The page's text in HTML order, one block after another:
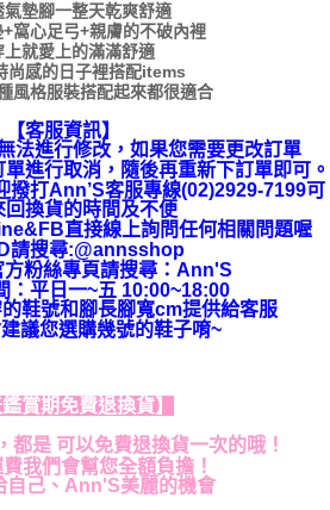
氣墊腳一整天乾爽舒適
窩心足弓+親膚的不破內裡
上就愛上的滿滿舒適
尚感的日子裡搭配items
風格服裝搭配起來都很適合
【客服資訊】
法進行修改，如果您需要更改訂單
進行取消，隨後再重新下訂單即可。
撥打Ann’S客服專線(02)2929-7199可
回換貨的時間及不便
直接線上詢問任何相關問題喔
請搜尋:@annsshop
粉絲專頁請搜尋：Ann'S
：平日一~五 10:00~18:00
鞋號和腳長腳寬cm提供給客服
議您選購幾號的鞋子唷~
鑑賞期免費退換貨】
都是 可以免費退換貨一次的哦！
我們會幫您全額負擔！
自己、Ann'S美麗的機會